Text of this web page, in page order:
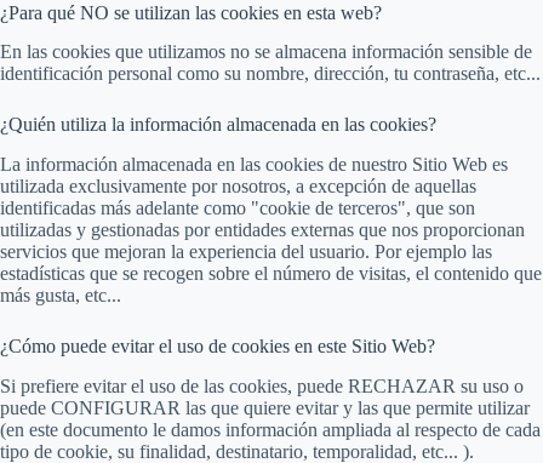
¿Para qué NO se utilizan las cookies en esta web?
En las cookies que utilizamos no se almacena información sensible de
identificación personal como su nombre, dirección, tu contraseña, etc...
¿Quién utiliza la información almacenada en las cookies?
La información almacenada en las cookies de nuestro Sitio Web es
utilizada exclusivamente por nosotros, a excepción de aquellas
identificadas más adelante como "cookie de terceros", que son
utilizadas y gestionadas por entidades externas que nos proporcionan
servicios que mejoran la experiencia del usuario. Por ejemplo las
estadísticas que se recogen sobre el número de visitas, el contenido que
más gusta, etc...
¿Cómo puede evitar el uso de cookies en este Sitio Web?
Si prefiere evitar el uso de las cookies, puede RECHAZAR su uso o
puede CONFIGURAR las que quiere evitar y las que permite utilizar
(en este documento le damos información ampliada al respecto de cada
tipo de cookie, su finalidad, destinatario, temporalidad, etc... ).